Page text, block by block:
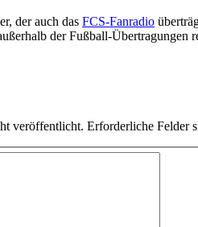
der auch das FCS-Fanradio
der Fußball-
veröffentlicht. Erforderliche Felder